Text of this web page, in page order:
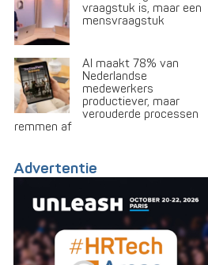
vraagstuk is, maar een
mensvraagstuk
AI maakt 78% van
Nederlandse
medewerkers
productiever, maar
verouderde processen
remmen af
Advertentie